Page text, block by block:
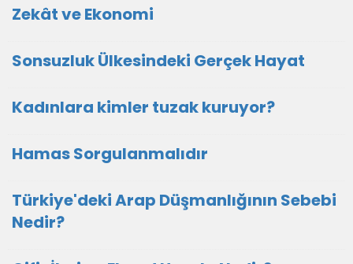
Zekât ve Ekonomi
Sonsuzluk Ülkesindeki Gerçek Hayat
Kadınlara kimler tuzak kuruyor?
Hamas Sorgulanmalıdır
Türkiye'deki Arap Düşmanlığının Sebebi
Nedir?